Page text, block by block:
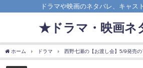
ドラマや映画のネタバレ、キャス
★ドラマ・映画ネ
ホーム ドラマ 西野七瀬の【お渡し会】5/9発売